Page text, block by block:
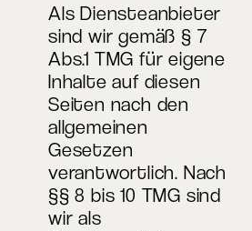
Als Diensteanbieter
sind wir gemäß § 7
Abs.1 TMG für eigene
Inhalte auf diesen
Seiten nach den
allgemeinen
Gesetzen
verantwortlich. Nach
§§ 8 bis 10 TMG sind
wir als